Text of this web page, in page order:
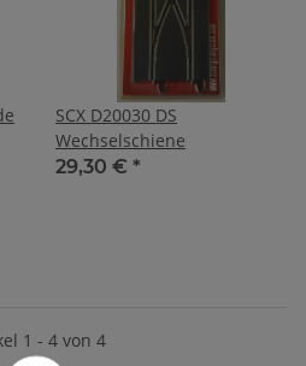
SCX D20030 DS
Wechselschiene
29,30 € *
1 - 4 von 4